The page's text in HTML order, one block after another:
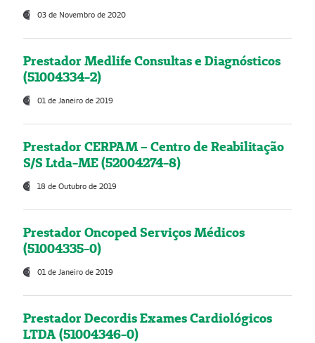
03 de Novembro de 2020
Prestador Medlife Consultas e Diagnósticos
(51004334-2)
01 de Janeiro de 2019
Prestador CERPAM – Centro de Reabilitação
S/S Ltda-ME (52004274-8)
18 de Outubro de 2019
Prestador Oncoped Serviços Médicos
(51004335-0)
01 de Janeiro de 2019
Prestador Decordis Exames Cardiológicos
LTDA (51004346-0)